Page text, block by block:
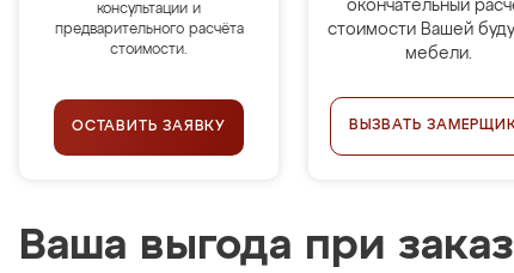
консультации и
предварительного расчёта
стоимости.
ОСТАВИТЬ ЗАЯВКУ
окончательный
стоимости Вашей
мебели.
ВЫЗВАТЬ
Ваша выгода при